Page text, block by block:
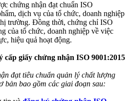
chứng nhận đạt chuẩn ISO
dịch vụ của tổ chức, doanh nghiệp
trường. Đồng thời, chứng chỉ ISO
của tổ chức, doanh nghiệp về việc
hiệu quả hoạt động.
giấy chứng nhận ISO 9001:2015
đạt tiêu chuẩn quản lý chất lượng
bản bao gồm các giai đoạn sau: